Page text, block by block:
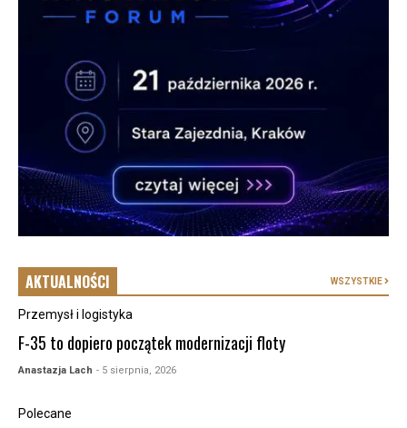
AKTUALNOŚCI WSZYSTKIE
Przemysł i logistyka
F-35 to dopiero początek modernizacji floty
Anastazja Lach - 5 sierpnia, 2026
Polecane